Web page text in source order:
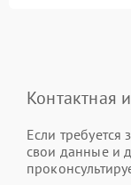
Контактная
Если требуется
свои данные и